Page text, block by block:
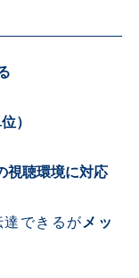
）
視聴環境に対応
できるがメッ